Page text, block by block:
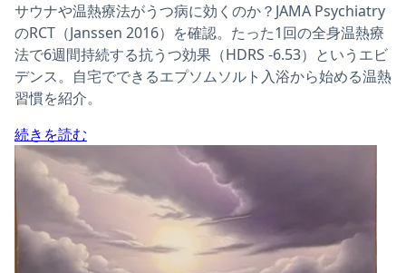
サウナや温熱療法がうつ病に効くのか？JAMA Psychiatry
のRCT（Janssen 2016）を確認。たった1回の全身温熱療
法で6週間持続する抗うつ効果（HDRS -6.53）というエビ
デンス。自宅でできるエプソムソルト入浴から始める温熱
習慣を紹介。
続きを読む